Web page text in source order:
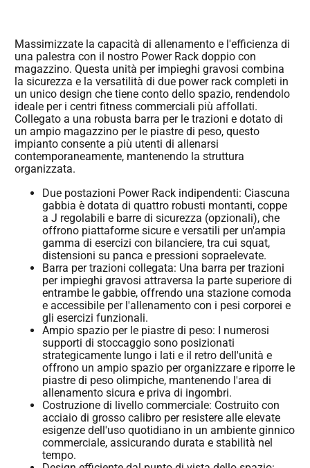
Massimizzate la capacità di allenamento e l'efficienza di
una palestra con il nostro Power Rack doppio con
magazzino. Questa unità per impieghi gravosi combina
la sicurezza e la versatilità di due power rack completi in
un unico design che tiene conto dello spazio, rendendolo
ideale per i centri fitness commerciali più affollati.
Collegato a una robusta barra per le trazioni e dotato di
un ampio magazzino per le piastre di peso, questo
impianto consente a più utenti di allenarsi
contemporaneamente, mantenendo la struttura
organizzata.
Due postazioni Power Rack indipendenti: Ciascuna
gabbia è dotata di quattro robusti montanti, coppe
a J regolabili e barre di sicurezza (opzionali), che
offrono piattaforme sicure e versatili per un'ampia
gamma di esercizi con bilanciere, tra cui squat,
distensioni su panca e pressioni sopraelevate.
Barra per trazioni collegata: Una barra per trazioni
per impieghi gravosi attraversa la parte superiore di
entrambe le gabbie, offrendo una stazione comoda
e accessibile per l'allenamento con i pesi corporei e
gli esercizi funzionali.
Ampio spazio per le piastre di peso: I numerosi
supporti di stoccaggio sono posizionati
strategicamente lungo i lati e il retro dell'unità e
offrono un ampio spazio per organizzare e riporre le
piastre di peso olimpiche, mantenendo l'area di
allenamento sicura e priva di ingombri.
Costruzione di livello commerciale: Costruito con
acciaio di grosso calibro per resistere alle elevate
esigenze dell'uso quotidiano in un ambiente ginnico
commerciale, assicurando durata e stabilità nel
tempo.